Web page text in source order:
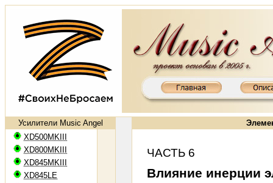
Усилители Music Angel
XD500MKIII
XD800MKIII
XD845MKIII
XD845LE
ЧАСТЬ 6
Влияние инерции